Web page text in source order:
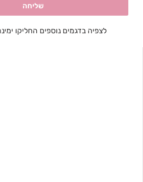
שליחה
לצפיה בדגמים נוספים החליקו